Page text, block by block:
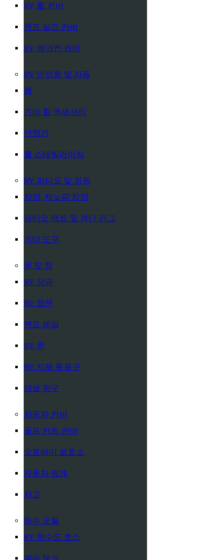
RV 휠 커버
윈드 실드 커버
RV 에어컨 커버
RV 안정화 및 자동
잭
기타 휠 액세서리
안정기
휠 스태빌라이저
RV 파티오 및 정원
차양, 캐노피 차양
파티오 매트 및 계단 러그
기타 도구
문 및 창
RV 잠금
RV 창문
핸드 레일
RV 문
RV 지붕 통풍구
양보 창구
자동차 커버
골프 카트 커버
오토바이 보호소
자동차 덮개
차고
하수 오물
RV 하수도 호스